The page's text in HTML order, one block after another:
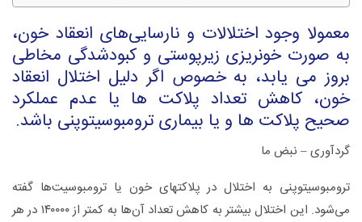
معمولا وجود اختلالات و نارسایی‌های انعقاد خون،
به صورت خونریزی زیرپوستی و کبودشدگی مخاطی
بروز می یابد، به خصوص اگر دلیل اختلال انعقاد
خون، کاهش تعداد پلاکت ها یا عدم عملکرد
صحیح پلاکت ها و یا بیماری ترومبوسیتوپنی باشد.
گردآوری – نبض ما
ترومبوسیتوپنی به اختلال در پلاکتهای خون یا ترومبوسیت‌ها گفته
می‌شود. این اختلال بیشتر به کاهش تعداد آن‌ها به کمتر از ۱۴۰۰۰۰ در هر